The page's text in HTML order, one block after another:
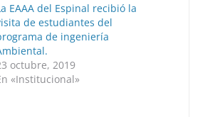
EAAA del Espinal recibió la
de estudiantes del
de ingeniería
octubre, 2019
«Institucional»